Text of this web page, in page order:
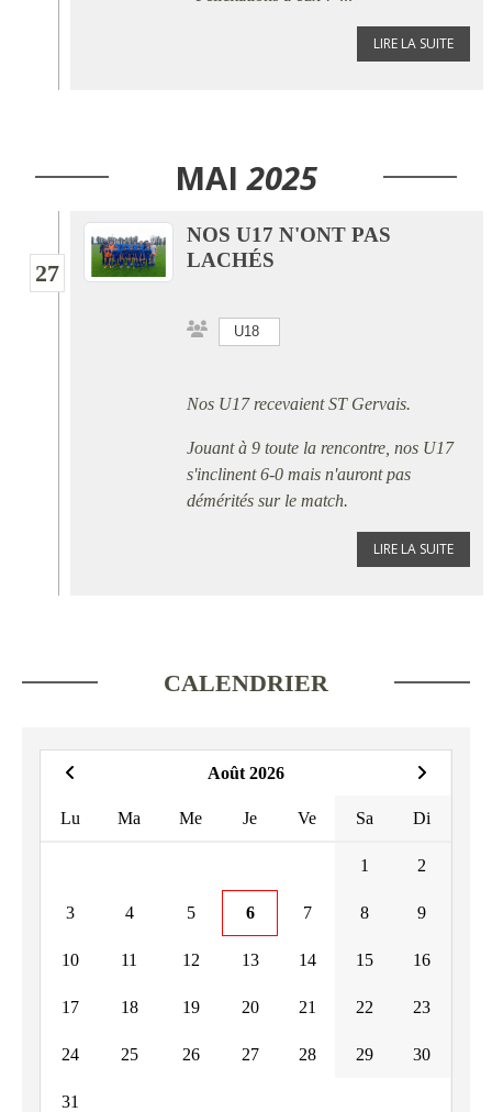
LIRE LA SUITE
MAI 2025
27
NOS U17 N'ONT PAS
LACHÉS
U18
Nos U17 recevaient ST Gervais.
Jouant à 9 toute la rencontre, nos U17
s'inclinent 6-0 mais n'auront pas
démérités sur le match.
LIRE LA SUITE
CALENDRIER
Août 2026
Lu Ma Me Je Ve Sa Di
1 2
3 4 5 6 7 8 9
10 11 12 13 14 15 16
17 18 19 20 21 22 23
24 25 26 27 28 29 30
31